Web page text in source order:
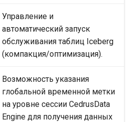
Управление и
автоматический запуск
обслуживания таблиц Iceberg
(компакция/оптимизация).
Возможность указания
глобальной временной метки
на уровне сессии CedrusData
Engine для получения данных